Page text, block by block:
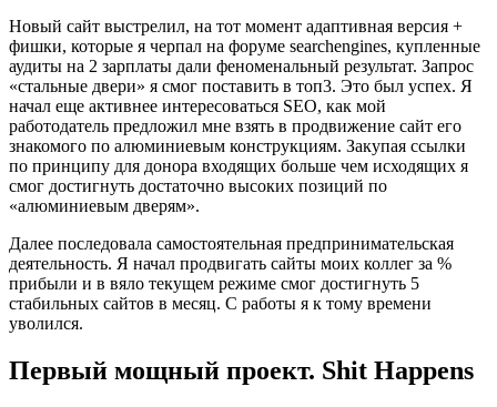
Новый сайт выстрелил, на тот момент адаптивная версия +
фишки, которые я черпал на форуме searchengines, купленные
аудиты на 2 зарплаты дали феноменальный результат. Запрос
«стальные двери» я смог поставить в топ3. Это был успех. Я
начал еще активнее интересоваться SEO, как мой
работодатель предложил мне взять в продвижение сайт его
знакомого по алюминиевым конструкциям. Закупая ссылки
по принципу для донора входящих больше чем исходящих я
смог достигнуть достаточно высоких позиций по
«алюминиевым дверям».
Далее последовала самостоятельная предпринимательская
деятельность. Я начал продвигать сайты моих коллег за %
прибыли и в вяло текущем режиме смог достигнуть 5
стабильных сайтов в месяц. С работы я к тому времени
уволился.
Первый мощный проект. Shit Happens